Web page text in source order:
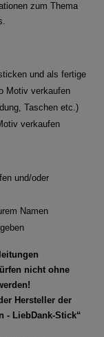
zum Thema
und als fertige
Motiv verkaufen
Taschen etc.)
verkaufen
und/oder
Namen
nicht ohne
Hersteller der
- LiebDank-Stick“